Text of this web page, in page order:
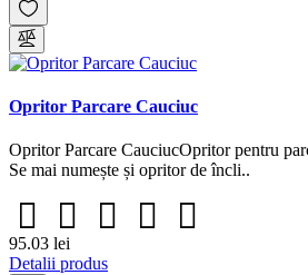
Opritor Parcare Cauciuc
Opritor Parcare CauciucOpritor pentru
Se mai numește și opritor de încli..
95.03 lei
Detalii produs